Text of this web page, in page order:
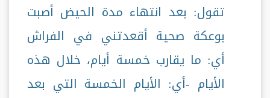
تقول: بعد انتهاء مدة الحيض أصبت
بوعكة صحية أقعدتني في الفراش
أي: ما يقارب خمسة أيام، خلال هذه
الأيام -أي: الأيام الخمسة التي بعد